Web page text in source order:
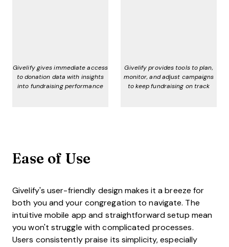
Givelify gives immediate access
to donation data with insights
into fundraising performance
Givelify provides tools to plan,
monitor, and adjust campaigns
to keep fundraising on track
Ease of Use
Givelify's user-friendly design makes it a breeze for
both you and your congregation to navigate. The
intuitive mobile app and straightforward setup mean
you won't struggle with complicated processes.
Users consistently praise its simplicity, especially